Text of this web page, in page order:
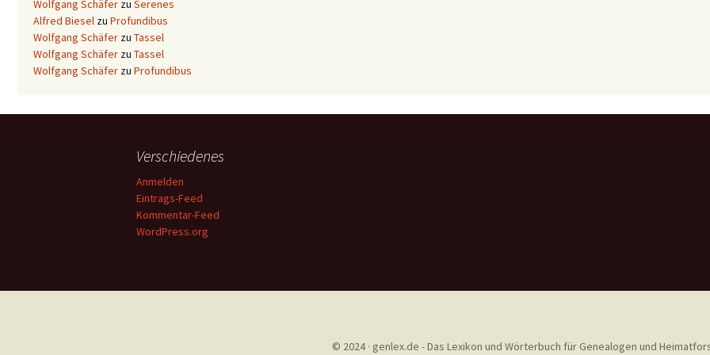
Wolfgang Schäfer zu Serenes
Alfred Biesel zu Profundibus
Wolfgang Schäfer zu Tassel
Wolfgang Schäfer zu Tassel
Wolfgang Schäfer zu Profundibus
Verschiedenes
Anmelden
Eintrags-Feed
Kommentar-Feed
WordPress.org
© 2024 · genlex.de - Das Lexikon und Wörterbuch für Genealogen und